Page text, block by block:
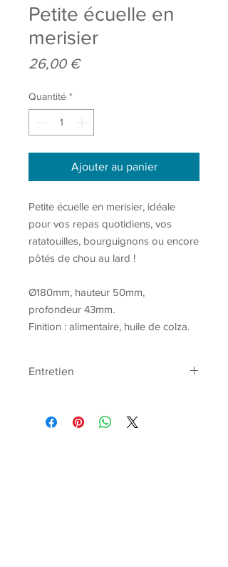
Petite écuelle en
merisier
26,00 €Prix
Quantité *
Ajouter au panier
Petite écuelle en merisier, idéale
pour vos repas quotidiens, vos
ratatouilles, bourguignons ou encore
pôtés de chou au lard !
Ø180mm, hauteur 50mm,
profondeur 43mm.
Finition : alimentaire, huile de colza.
Entretien